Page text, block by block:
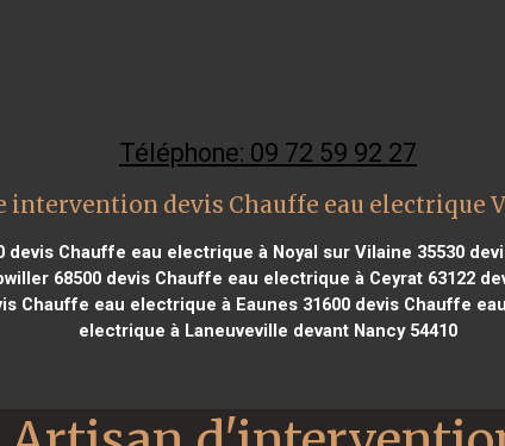
Téléphone: 09 72 59 92 27
intervention devis Chauffe eau electrique
devis Chauffe eau electrique à Noyal sur Vilaine 35530
68500devis Chauffe eau electrique à Ceyrat 63122
Chauffe eau electrique à Eaunes 31600 devis Chauffe
electrique à Laneuveville devant Nancy 54410